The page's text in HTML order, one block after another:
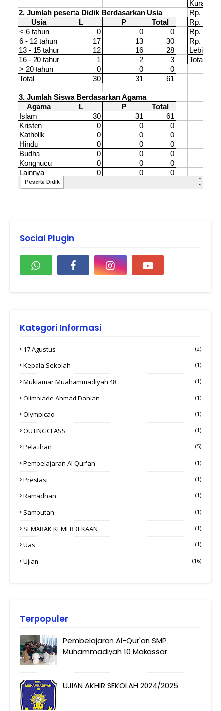
Social Plugin
Kategori Informasi
17 Agustus (2)
Kepala Sekolah (1)
Muktamar Muahammadiyah 48 (1)
Olimpiade Ahmad Dahlan (1)
Olympicad (1)
OUTINGCLASS (1)
Pelatihan (5)
Pembelajaran Al-Qur'an (1)
Prestasi (1)
Ramadhan (1)
Sambutan (1)
SEMARAK KEMERDEKAAN (1)
Uas (1)
Ujian (16)
Terpopuler
Pembelajaran Al-Qur'an SMP
Muhammadiyah 10 Makassar
UJIAN AKHIR SEKOLAH 2024/2025